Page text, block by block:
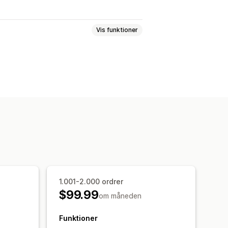
Vis funktioner
Anbefalet ydeevne
1.001-2.000 ordrer
$99.99om måneden
Funktioner